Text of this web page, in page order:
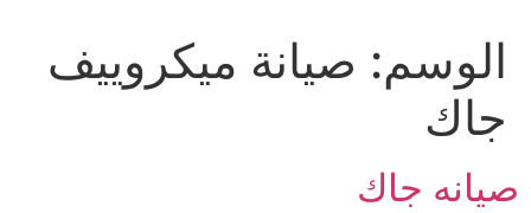
الوسم: صيانة ميكروييف
جاك
صيانه جاك